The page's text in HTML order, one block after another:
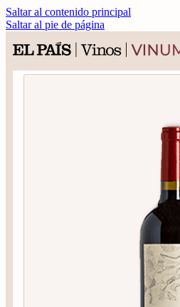
Saltar al contenido principal
Saltar al pie de página